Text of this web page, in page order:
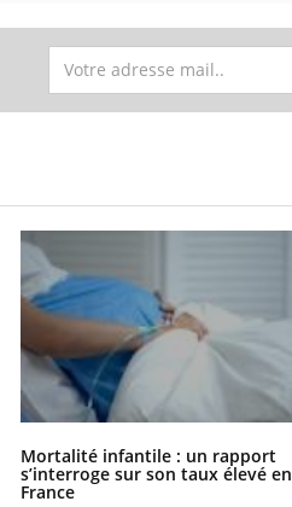
Mortalité infantile : un rapport
s’interroge sur son taux élevé en
France